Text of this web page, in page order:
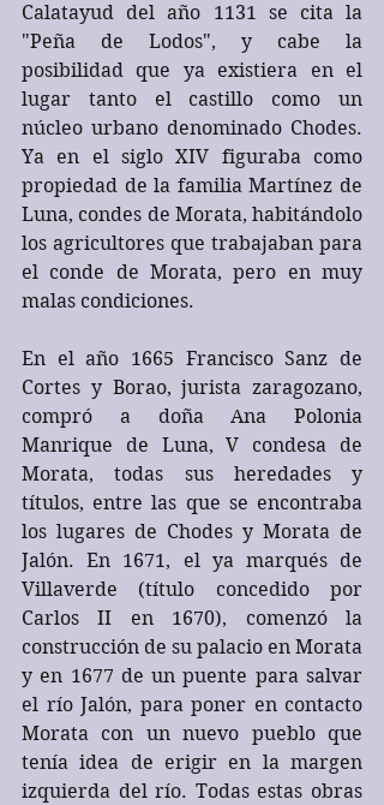
Calatayud del año 1131 se cita la
"Peña de Lodos", y cabe la
posibilidad que ya existiera en el
lugar tanto el castillo como un
núcleo urbano denominado Chodes.
Ya en el siglo XIV figuraba como
propiedad de la familia Martínez de
Luna, condes de Morata, habitándolo
los agricultores que trabajaban para
el conde de Morata, pero en muy
malas condiciones.
En el año 1665 Francisco Sanz de
Cortes y Borao, jurista zaragozano,
compró a doña Ana Polonia
Manrique de Luna, V condesa de
Morata, todas sus heredades y
títulos, entre las que se encontraba
los lugares de Chodes y Morata de
Jalón. En 1671, el ya marqués de
Villaverde (título concedido por
Carlos II en 1670), comenzó la
construcción de su palacio en Morata
y en 1677 de un puente para salvar
el río Jalón, para poner en contacto
Morata con un nuevo pueblo que
tenía idea de erigir en la margen
izquierda del río. Todas estas obras